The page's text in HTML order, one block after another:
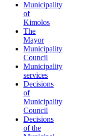
Municipality
of
Kimolos
The
Mayor
Municipality
Council
Municipality
services
Decisions
of
Municipality
Council
Decisions
of the